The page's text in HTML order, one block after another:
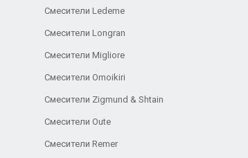
Смесители Ledeme
Смесители Longran
Смесители Migliore
Смесители Omoikiri
Смесители Zigmund & Shtain
Смесители Oute
Смесители Remer